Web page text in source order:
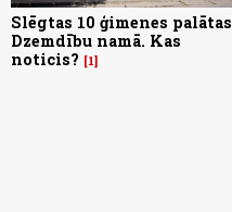
Slēgtas 10 ģimenes palātas
Dzemdību namā. Kas
noticis?
1